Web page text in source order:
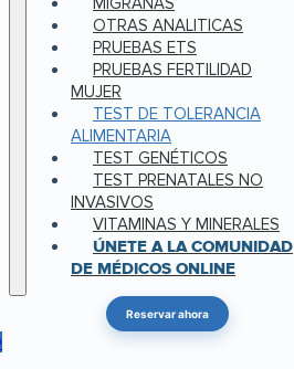
OTRAS ANALITICAS
PRUEBAS ETS
PRUEBAS FERTILIDAD
MUJER
TEST DE TOLERANCIA
ALIMENTARIA
TEST GENÉTICOS
TEST PRENATALES NO
INVASIVOS
VITAMINAS Y MINERALES
ÚNETE A LA COMUNIDAD
DE MÉDICOS ONLINE
Reservar ahora